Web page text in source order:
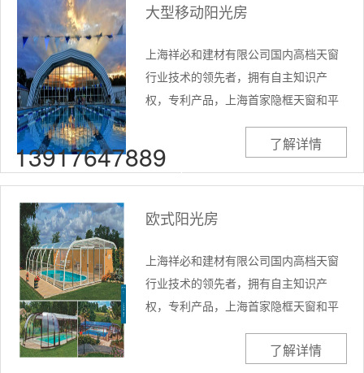
大型移动阳光房
上海祥必和建材有限公司国内高档天窗
行业技术的领先者，拥有自主知识产
权，专利产品，上海首家隐框天窗和平
手摇天窗，手动天窗，智能风...
了解详情
欧式阳光房
上海祥必和建材有限公司国内高档天窗
行业技术的领先者，拥有自主知识产
权，专利产品，上海首家隐框天窗和平
手摇天窗，手动天窗，智能风...
了解详情
13917647889